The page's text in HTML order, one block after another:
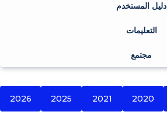
دليل المستخدم
التعليمات
مجتمع
2026 2025 2021 2020